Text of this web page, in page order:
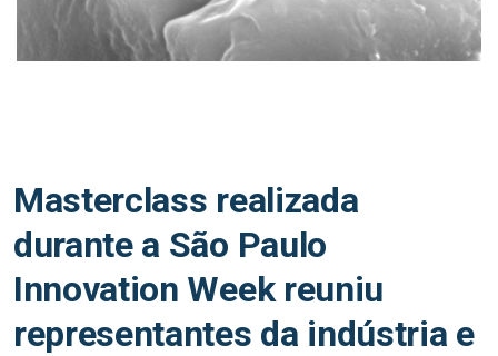
Masterclass realizada
durante a São Paulo
Innovation Week reuniu
representantes da indústria e